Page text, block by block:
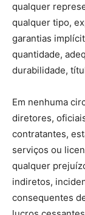
qualquer
qualquer tipo,
garantias
quantidade,
durabilidade,
Em nenhuma
diretores,
contratantes,
serviços ou
qualquer
indiretos,
consequentes